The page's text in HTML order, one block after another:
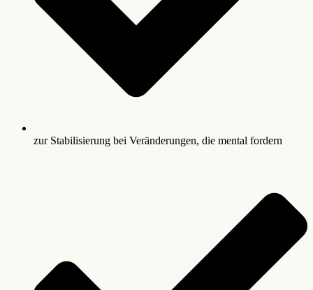
zur Stabilisierung bei Veränderungen, die mental fordern